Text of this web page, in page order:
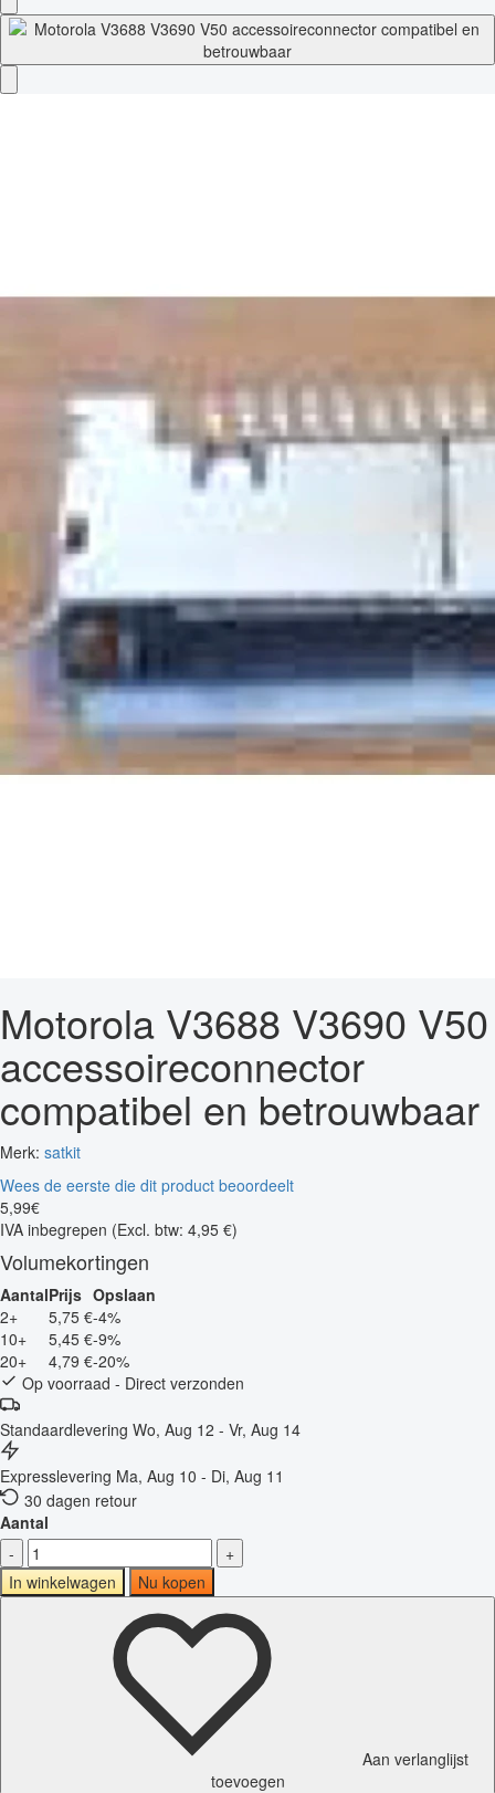
Motorola V3688 V3690 V50
accessoireconnector
compatibel en betrouwbaar
Merk: satkit
Wees de eerste die dit product beoordeelt
5,99€
IVA inbegrepen (Excl. btw: 4,95 €)
Volumekortingen
AantalPrijs Opslaan
2+
5,75 €-4%
10+
5,45 €-9%
20+
4,79 €-20%
Op voorraad - Direct verzonden
Standaardlevering Wo, Aug 12 - Vr, Aug 14
Expresslevering Ma, Aug 10 - Di, Aug 11
30 dagen retour
Aantal
-
+
In winkelwagen
Nu kopen
Aan verlanglijst
toevoegen